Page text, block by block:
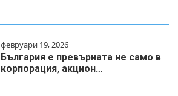
февруари 19, 2026
България е превърната не само в
корпорация, акцион…